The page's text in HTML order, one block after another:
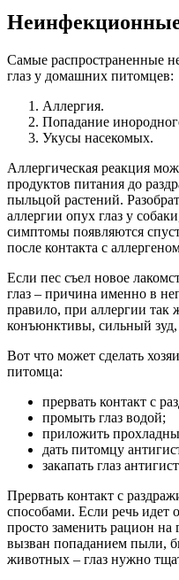
Самые распространенные
глаз у домашних питомцев:
Аллергия.
Попадание
Укусы насекомых.
Аллергическая реакция
продуктов питания до
пыльцой растений.
аллергии опух глаз у
симптомы появляются
после контакта с
Если пес съел новое
глаз – причина именно в
правило, при аллергии так
конъюнктивы, сильный зуд,
Вот что может сделать
питомца:
прервать контакт с
промыть глаз водой;
приложить
дать питомцу
закапать глаз
Прервать контакт с
способами. Если речь идет
просто заменить рацион
вызван попаданием пыли,
животных – глаз нужно